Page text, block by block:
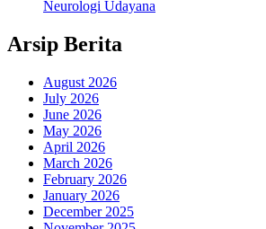
Neurologi Udayana
Arsip Berita
August 2026
July 2026
June 2026
May 2026
April 2026
March 2026
February 2026
January 2026
December 2025